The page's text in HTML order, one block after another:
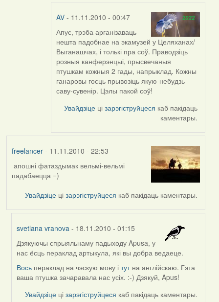
AV- 11.11.2010 - 00:47
In
reply
to
by
svetlana
vranova
Апус, трэба арганізаваць
нешта падобнае на экамузей у Целяханах/
Выганашчах, і толькі пра соў. Праводзіць
розныя канферэнцыі, прысвечаныя
птушкам кожныя 2 гады, напрыклад. Кожны
ганаровы госць прывозіць якую-небудзь
саву-сувенір. Цэлы пакой соў!
Увайдзіце цізарэгіструйцеся каб пакідаць
каментары.
freelancer- 11.11.2010 - 22:53
апошні фатаздымак вельмі-вельмі
падабаецца =)
Увайдзіце цізарэгіструйцеся каб пакідаць каментары.
svetlana vranova - 18.11.2010 - 01:15
In
reply
to
by
Дзякуючы спрыяльнаму падыходу Apusa, у
нас ёсць пераклад артыкула, які вы добра ведаеце.
Вось пераклад на чэскую мову ітут на англійскаю. Гэта
ваша птушка зачаравала нас усіх. :-) Дзякуй, Apus!
Увайдзіце цізарэгіструйцеся каб пакідаць каментары.